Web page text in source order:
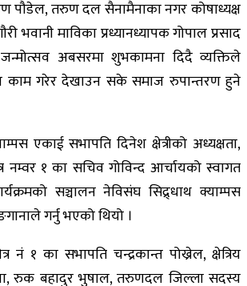
पौडेल, तरुण दल सैनामैनाका नगर कोषाध्यक्ष
भवानी माविका प्रध्यानध्यापक गोपाल प्रसाद
अबसरमा शुभकामना दिदै व्यक्तिले
काम गरेर देखाउन सके समाज रुपान्तरण हुने
एकाई सभापति दिनेश क्षेत्रीको अध्यक्षता,
१ का सचिव गोविन्द आर्चायको स्वागत
सञ्चालन नेविसंघ सिद्र्धाथ क्याम्पस
गर्नु भएको थियो ।
नं १ का सभापति चन्द्रकान्त पोख्रेल, क्षेत्रिय
रुक बहादुर भुषाल, तरुणदल जिल्ला सदस्य